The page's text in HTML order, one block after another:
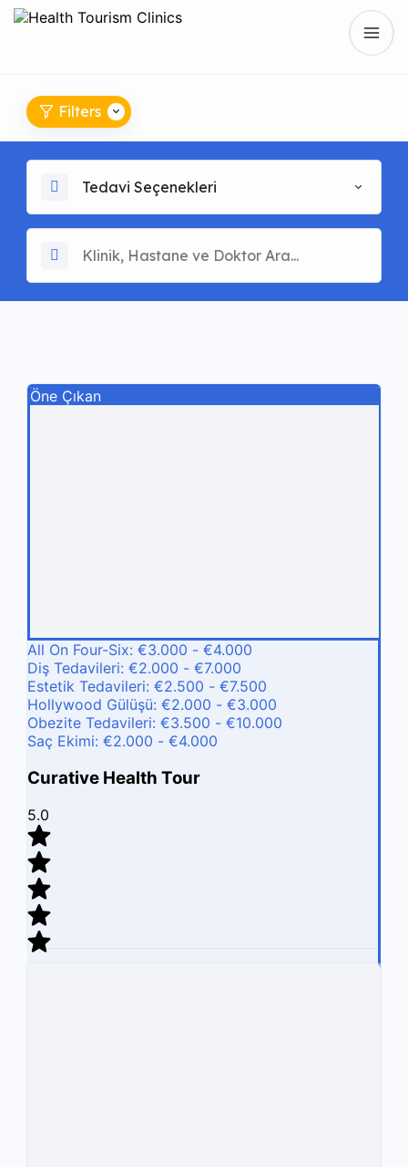
Filters
Tedavi Seçenekleri
Öne Çıkan
All On Four-Six: €3.000 - €4.000
Diş Tedavileri: €2.000 - €7.000
Estetik Tedavileri: €2.500 - €7.500
Hollywood Gülüşü: €2.000 - €3.000
Obezite Tedavileri: €3.500 - €10.000
Saç Ekimi: €2.000 - €4.000
Curative Health Tour
5.0